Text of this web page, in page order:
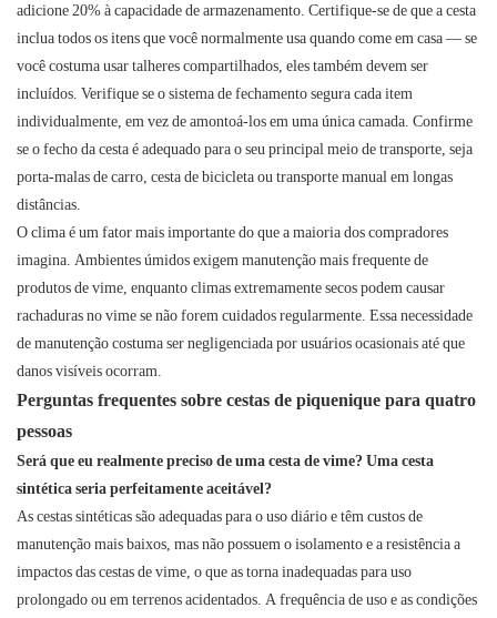
adicione 20% à capacidade de armazenamento. Certifique-se de que a cesta
inclua todos os itens que você normalmente usa quando come em casa — se
você costuma usar talheres compartilhados, eles também devem ser
incluídos. Verifique se o sistema de fechamento segura cada item
individualmente, em vez de amontoá-los em uma única camada. Confirme
se o fecho da cesta é adequado para o seu principal meio de transporte, seja
porta-malas de carro, cesta de bicicleta ou transporte manual em longas
distâncias.
O clima é um fator mais importante do que a maioria dos compradores
imagina. Ambientes úmidos exigem manutenção mais frequente de
produtos de vime, enquanto climas extremamente secos podem causar
rachaduras no vime se não forem cuidados regularmente. Essa necessidade
de manutenção costuma ser negligenciada por usuários ocasionais até que
danos visíveis ocorram.
Perguntas frequentes sobre cestas de piquenique para quatro
pessoas
Será que eu realmente preciso de uma cesta de vime? Uma cesta
sintética seria perfeitamente aceitável?
As cestas sintéticas são adequadas para o uso diário e têm custos de
manutenção mais baixos, mas não possuem o isolamento e a resistência a
impactos das cestas de vime, o que as torna inadequadas para uso
prolongado ou em terrenos acidentados. A frequência de uso e as condições